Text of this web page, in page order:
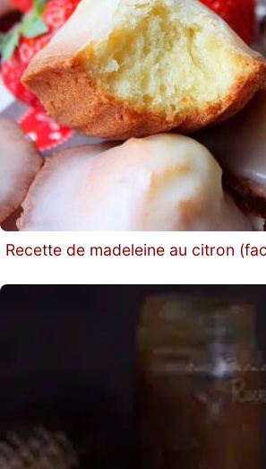
Recette de madeleine au citron